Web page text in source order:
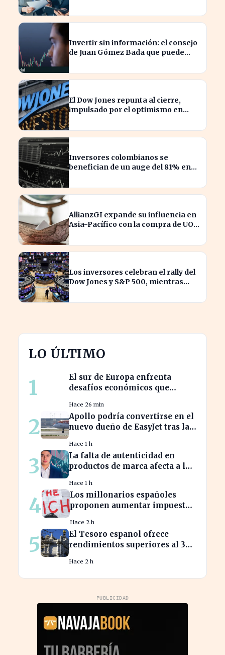
Invertir sin información: el consejo
de Juan Gómez Bada que puede
El Dow Jones repunta al cierre,
impulsado por el optimismo en
Inversores colombianos se
benefician de un auge del 81% en
AllianzGI expande su influencia en
Asia-Pacífico con la compra de UOB
Los inversores celebran el rally del
Dow Jones y S&P 500, mientras
LO ÚLTIMO
1
El sur de Europa enfrenta
desafíos económicos que
norte
Hace 26 min
2
Apollo podría convertirse en el
nuevo dueño de EasyJet tras la
Hace 1 h
3
La falta de autenticidad en
productos de marca afecta a los
Hace 1 h
4
Los millonarios españoles
proponen aumentar impuestos
económica
Hace 2 h
5
El Tesoro español ofrece
rendimientos superiores al 3%
Hace 2 h
PUBLICIDAD